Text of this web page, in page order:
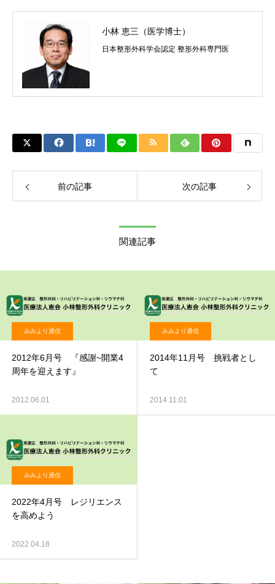
小林 恵三（医学博士）
日本整形外科学会認定 整形外科専門医
前の記事 次の記事
関連記事
みみより通信
2012年6月号 『感謝~開業4
周年を迎えます』
2012.06.01
みみより通信
2014年11月号 挑戦者とし
て
2014.11.01
みみより通信
2022年4月号 レジリエンス
を高めよう
2022.04.18